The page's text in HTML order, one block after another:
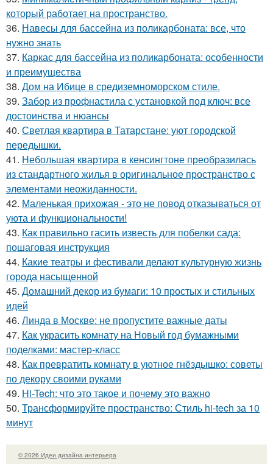
который работает на пространство.
36. Навесы для бассейна из поликарбоната: все, что
нужно знать
37. Каркас для бассейна из поликарбоната: особенности
и преимущества
38. Дом на Ибице в средиземноморском стиле.
39. Забор из профнастила с установкой под ключ: все
достоинства и нюансы
40. Светлая квартира в Татарстане: уют городской
передышки.
41. Небольшая квартира в кенсингтоне преобразилась
из стандартного жилья в оригинальное пространство с
элементами неожиданности.
42. Маленькая прихожая - это не повод отказываться от
уюта и функциональности!
43. Как правильно гасить известь для побелки сада:
пошаговая инструкция
44. Какие театры и фестивали делают культурную жизнь
города насыщенной
45. Домашний декор из бумаги: 10 простых и стильных
идей
46. Линда в Москве: не пропустите важные даты
47. Как украсить комнату на Новый год бумажными
поделками: мастер-класс
48. Как превратить комнату в уютное гнёздышко: советы
по декору своими руками
49. Hi-Tech: что это такое и почему это важно
50. Трансформируйте пространство: Стиль hi-tech за 10
минут
© 2026 Идеи дизайна интерьера